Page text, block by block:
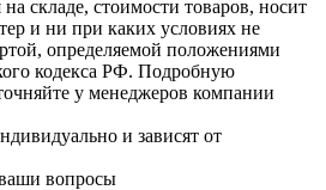
складе, стоимости товаров, носит
и ни при каких условиях не
определяемой положениями
кодекса РФ. Подробную
у менеджеров компании
и зависят от
вопросы